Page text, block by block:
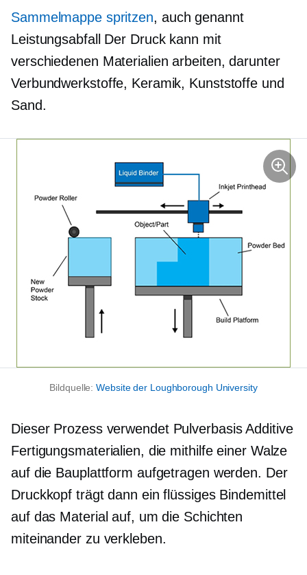
Sammelmappe spritzen, auch genannt
Leistungsabfall
Der Druck kann mit
verschiedenen Materialien arbeiten, darunter
Verbundwerkstoffe, Keramik, Kunststoffe und
Sand.
Bildquelle:Website der Loughborough University
Dieser Prozess verwendet PulverbasisAdditive
Fertigungsmaterialien, die mithilfe einer Walze
auf die Bauplattform aufgetragen werden. Der
Druckkopf trägt dann ein flüssiges Bindemittel
auf das Material auf, um die Schichten
miteinander zu verkleben.